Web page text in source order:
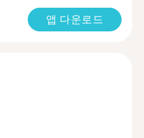
앱 다운로드